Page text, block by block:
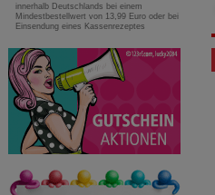
innerhalb Deutschlands bei einem
Mindestbestellwert von 13,99 Euro oder bei
Einsendung eines Kassenrezeptes